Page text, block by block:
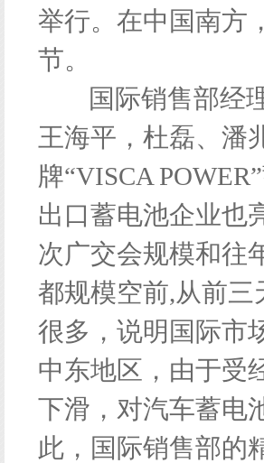
举行。在中国南方
节。
国际销售部经理
王海平，杜磊、潘
牌“VISCA
出口蓄电池企业
次广交会规模和往
都规模空前,从前
很多，说明国际市
中东地区，由于受
下滑，对汽车蓄电
此，国际销售部的